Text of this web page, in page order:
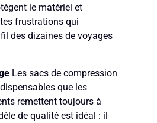
le matériel et
frustrations qui
des dizaines de voyages
Les sacs de compression
que les
remettent toujours à
de qualité est idéal : il